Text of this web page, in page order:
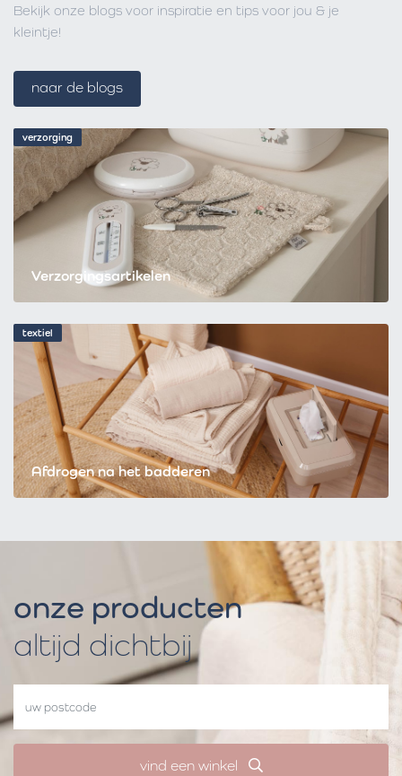
verzorging
Verzorgingsartikelen
textiel
Afdrogen na het badderen
Bekijk onze blogs voor inspiratie en tips voor jou & je
kleintje!
naar de blogs
onze producten
altijd dichtbij
vind een winkel